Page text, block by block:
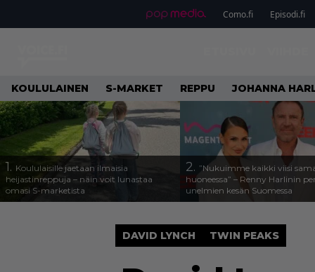
Como.fi Episodi.fi
KOULULAINEN S-MARKET REPPU JOHANNA
1. Koululaisille jaetaan ilmaisia
heijastinreppuja – näin voit lunastaa
omasi S-marketista
2. ”Nukuimme kaikki viisi
huoneessa” – Renny Harlinin
unelmien kesän Suomessa
DAVID LYNCH TWIN PEAKS